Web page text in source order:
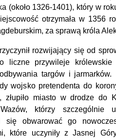
(około 1326-1401), który w
otrzymała w 1356
za sprawą króla
rozwijający się od
liczne przywileje
targów i
wojsko pretendenta do
złupiło miasto w drodze do
którzy szczególnie
się obwarować go
które uczyniły z Jasnej